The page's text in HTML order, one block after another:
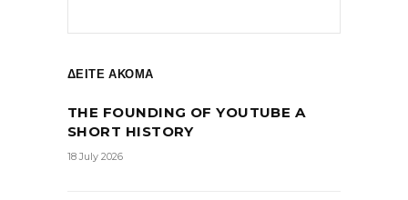
ΔΕΙΤΕ ΑΚΟΜΑ
THE FOUNDING OF YOUTUBE A
SHORT HISTORY
18 July 2026